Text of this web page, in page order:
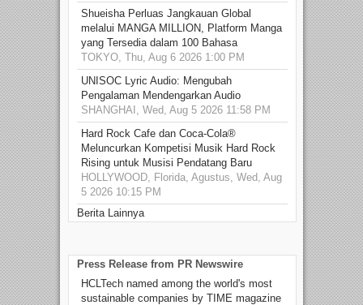
Shueisha Perluas Jangkauan Global
melalui MANGA MILLION, Platform Manga
yang Tersedia dalam 100 Bahasa
TOKYO, Thu, Aug 6 2026 1:00 PM
UNISOC Lyric Audio: Mengubah
Pengalaman Mendengarkan Audio
SHANGHAI, Wed, Aug 5 2026 11:58 PM
Hard Rock Cafe dan Coca-Cola®
Meluncurkan Kompetisi Musik Hard Rock
Rising untuk Musisi Pendatang Baru
HOLLYWOOD, Florida, Agustus, Wed, Aug
5 2026 10:15 PM
Berita Lainnya
Press Release from PR Newswire
HCLTech named among the world's most
sustainable companies by TIME magazine